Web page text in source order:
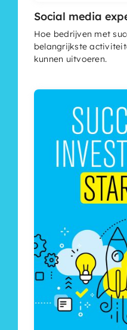
Social media
Hoe bedrijven met
belangrijkste
kunnen uitvoeren.